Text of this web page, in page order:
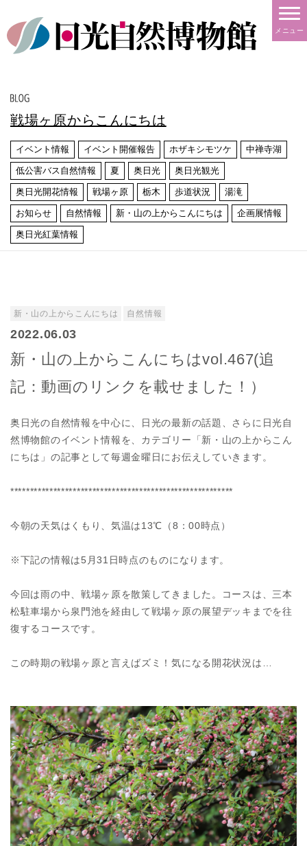
メニュー
戦場ヶ原からこんにちは
イベント情報 イベント開催報告 ホザキシモツケ 中禅寺湖
低公害バス自然情報 夏 奥日光 奥日光観光
奥日光開花情報 戦場ヶ原 栃木 歩道状況 湯滝
お知らせ 自然情報 新・山の上からこんにちは 企画展情報
奥日光紅葉情報
新・山の上からこんにちは 自然情報
2022.06.03
新・山の上からこんにちはvol.467(追
記：動画のリンクを載せました！）
奥日光の自然情報を中心に、日光の最新の話題、さらに日光自
然博物館のイベント情報を、カテゴリー「新・山の上からこん
にちは」の記事として毎週金曜日にお伝えしていきます。
*********************************************************
今朝の天気はくもり、気温は13℃（8：00時点）
※下記の情報は5月31日時点のものになります。
今回は雨の中、戦場ヶ原を散策してきました。コースは、三本
松駐車場から泉門池を経由して戦場ヶ原の展望デッキまでを往
復するコースです。
この時期の戦場ヶ原と言えばズミ！気になる開花状況は…